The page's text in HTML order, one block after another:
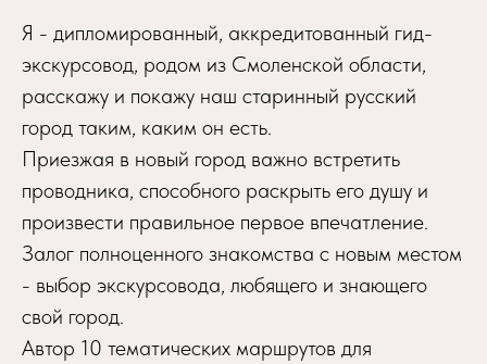
Я - дипломированный, аккредитованный гид-
экскурсовод, родом из Смоленской области,
расскажу и покажу наш старинный русский
город таким, каким он есть.
Приезжая в новый город важно встретить
проводника, способного раскрыть его душу и
произвести правильное первое впечатление.
Залог полноценного знакомства с новым местом
- выбор экскурсовода, любящего и знающего
свой город.
Автор 10 тематических маршрутов для